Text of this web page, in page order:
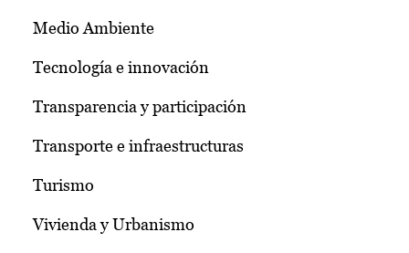
Medio Ambiente
Tecnología e innovación
Transparencia y participación
Transporte e infraestructuras
Turismo
Vivienda y Urbanismo